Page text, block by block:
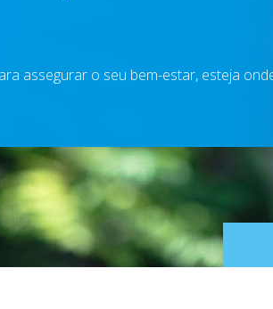
assegurar o seu bem-estar, esteja